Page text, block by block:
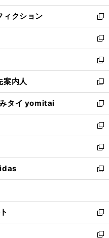
開
く
ウ
で
開
く
ン
ド
ウ
で
開
く
ウ
ィ
ン
ド
ウ
で
開
く
ィクション
新
し
い
ウ
ィ
ン
ド
ウ
で
開
く
新
し
い
ウ
ィ
ン
ド
ウ
で
開
く
新
し
い
ウ
ィ
ン
ド
ウ
で
開
く
案内人
新
し
い
ウ
ィ
ン
ド
ウ
で
開
タイ yomitai
新
し
い
ウ
ィ
ン
ド
ウ
開
く
新
し
い
ウ
ィ
ン
ウ
で
開
く
新
し
い
ウ
ン
ド
ウ
で
新
し
ウ
ィ
ン
ド
新
し
い
新